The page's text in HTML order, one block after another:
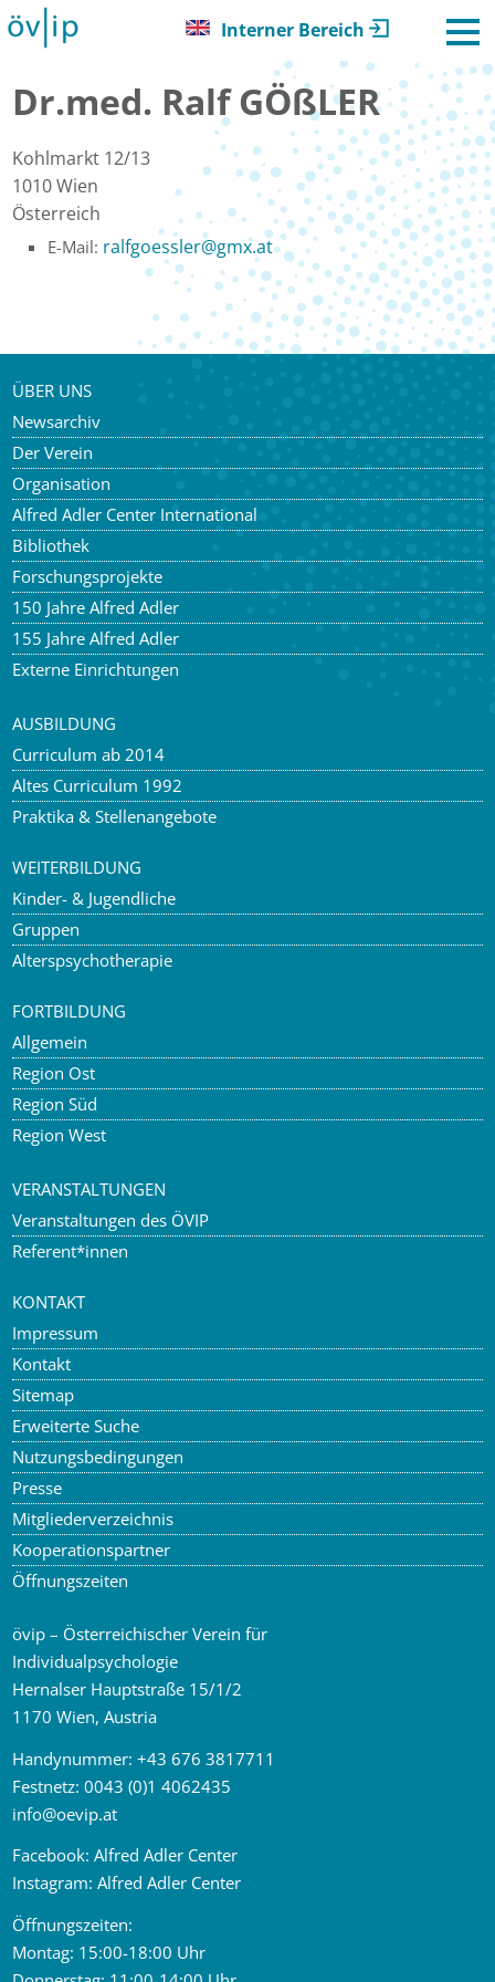
Interner Bereich
Dr.med. Ralf GÖßLER
Kohlmarkt 12/13
1010Wien
Österreich
E-Mail: ralfgoessler@gmx.at
ÜBER UNS
Newsarchiv
Der Verein
Organisation
Alfred Adler Center International
Bibliothek
Forschungsprojekte
150 Jahre Alfred Adler
155 Jahre Alfred Adler
Externe Einrichtungen
AUSBILDUNG
Curriculum ab 2014
Altes Curriculum 1992
Praktika & Stellenangebote
WEITERBILDUNG
Kinder- & Jugendliche
Gruppen
Alterspsychotherapie
FORTBILDUNG
Allgemein
Region Ost
Region Süd
Region West
VERANSTALTUNGEN
Veranstaltungen des ÖVIP
Referent*innen
KONTAKT
Impressum
Kontakt
Sitemap
Erweiterte Suche
Nutzungsbedingungen
Presse
Mitgliederverzeichnis
Kooperationspartner
Öffnungszeiten
övip – Österreichischer Verein für
Individualpsychologie
Hernalser Hauptstraße 15/1/2
1170 Wien, Austria
Handynummer:+43 676 3817711
Festnetz:0043 (0)1 4062435
info@oevip.at
Facebook:Alfred Adler Center
Instagram: Alfred Adler Center
Öffnungszeiten:
Montag: 15:00-18:00 Uhr